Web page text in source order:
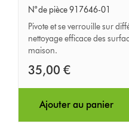
surfaces
en
hauteur
Fullsize
et
V6
N° de pièce 917646-01
Pivote et se verrouille sur
nettoyage efficace des
maison.
35,00 €
Ajouter au panier